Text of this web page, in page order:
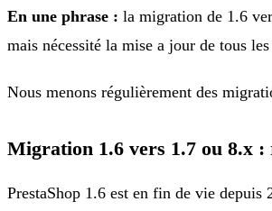
En une phrase : la migration de 1.6
mais nécessité la mise a jour de tous
Nous menons régulièrement des
Migration 1.6 vers 1.7 ou 8.x :
PrestaShop 1.6 est en fin de vie